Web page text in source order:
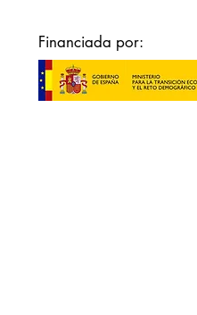
Financiada por: